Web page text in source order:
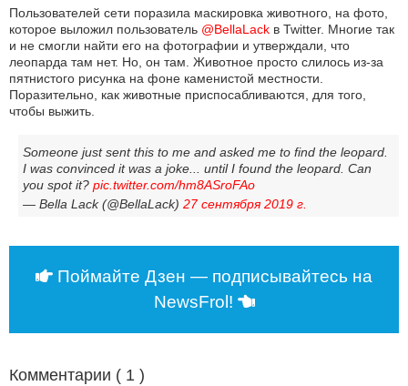
ШОУ-БИЗНЕС
АВТО И МОТО
ЭГОИЗМ
Пользователей сети поразила маскировка животного, на фото,
которое выложил пользователь @BellaLack в Twitter. Многие так
и не смогли найти его на фотографии и утверждали, что
леопарда там нет. Но, он там. Животное просто слилось из-за
пятнистого рисунка на фоне каменистой местности.
Поразительно, как животные приспосабливаются, для того,
чтобы выжить.
Someone just sent this to me and asked me to find the leopard.
I was convinced it was a joke... until I found the leopard. Can
you spot it? pic.twitter.com/hm8ASroFAo
— Bella Lack (@BellaLack) 27 сентября 2019 г.
Поймайте Дзен — подписывайтесь на
NewsFrol!
Комментарии ( 1 )